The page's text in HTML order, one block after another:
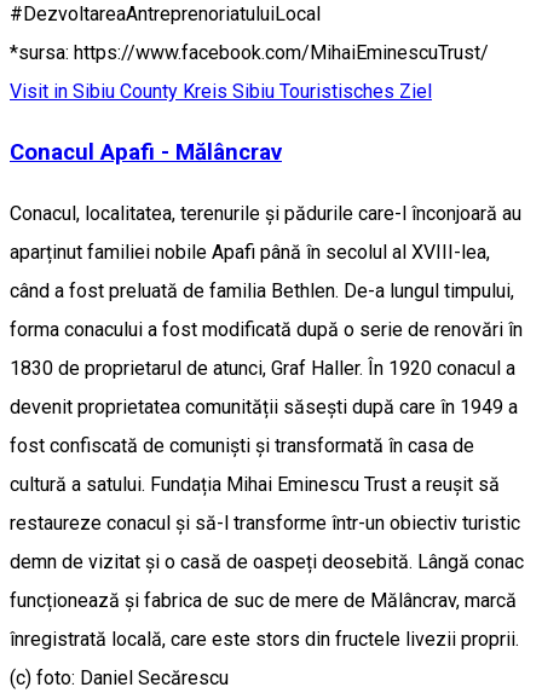
#DezvoltareaAntreprenoriatuluiLocal
*sursa: https://www.facebook.com/MihaiEminescuTrust/
Visit in Sibiu County Kreis Sibiu Touristisches Ziel
Conacul Apafi - Mălâncrav
Conacul, localitatea, terenurile și pădurile care-l înconjoară au
aparținut familiei nobile Apafi până în secolul al XVIII-lea,
când a fost preluată de familia Bethlen. De-a lungul timpului,
forma conacului a fost modificată după o serie de renovări în
1830 de proprietarul de atunci, Graf Haller. În 1920 conacul a
devenit proprietatea comunității săsești după care în 1949 a
fost confiscată de comuniști și transformată în casa de
cultură a satului. Fundația Mihai Eminescu Trust a reușit să
restaureze conacul și să-l transforme într-un obiectiv turistic
demn de vizitat și o casă de oaspeți deosebită. Lângă conac
funcționează și fabrica de suc de mere de Mălâncrav, marcă
înregistrată locală, care este stors din fructele livezii proprii.
(c) foto: Daniel Secărescu